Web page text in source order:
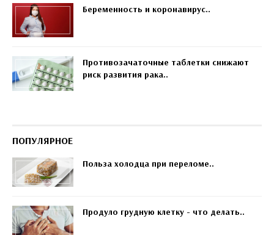
Беременность и коронавирус..
Противозачаточные таблетки снижают
риск развития рака..
ПОПУЛЯРНОЕ
Польза холодца при переломе..
Продуло грудную клетку - что делать..